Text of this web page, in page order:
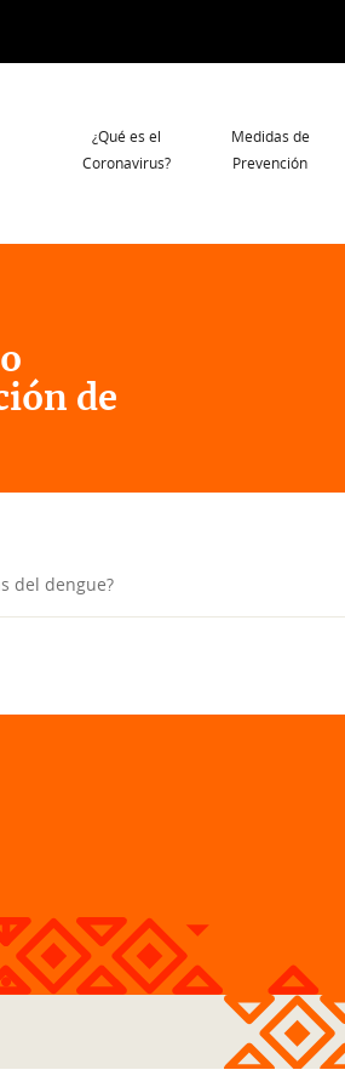
Navegación
principal
¿Qué es el
Coronavirus?
Medidas de
Prevención
de
del dengue?